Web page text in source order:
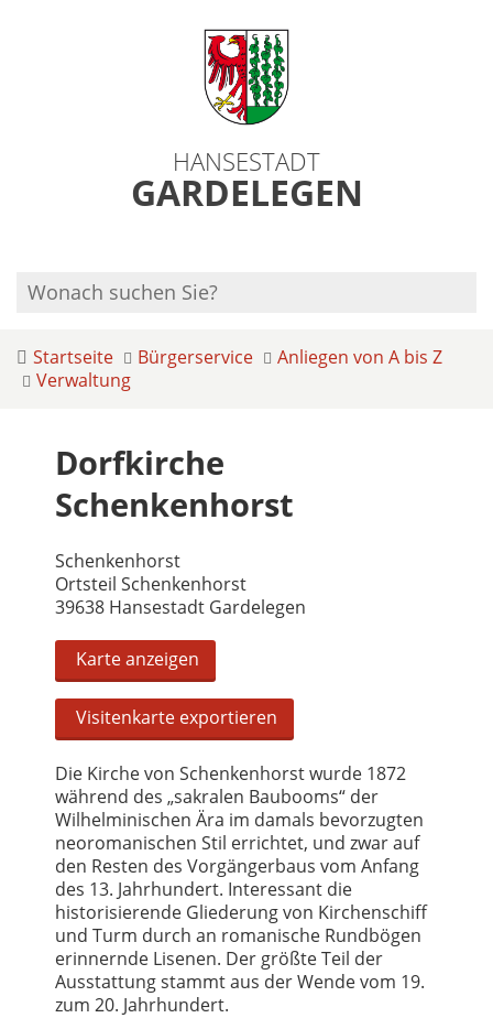
HANSESTADT
GARDELEGEN
Startseite Bürgerservice
Anliegen von A bis Z
Verwaltung
Dorfkirche
Schenkenhorst
Schenkenhorst
Ortsteil Schenkenhorst
39638 Hansestadt Gardelegen
Karte anzeigen
Visitenkarte exportieren
Die Kirche von Schenkenhorst wurde 1872
während des „sakralen Baubooms“ der
Wilhelminischen Ära im damals bevorzugten
neoromanischen Stil errichtet, und zwar auf
den Resten des Vorgängerbaus vom Anfang
des 13. Jahrhundert. Interessant die
historisierende Gliederung von Kirchenschiff
und Turm durch an romanische Rundbögen
erinnernde Lisenen. Der größte Teil der
Ausstattung stammt aus der Wende vom 19.
zum 20. Jahrhundert.